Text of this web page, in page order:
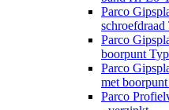
Parco
Parco
boorpunt
Parco
met
Parco